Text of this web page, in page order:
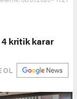
kritik karar
OL